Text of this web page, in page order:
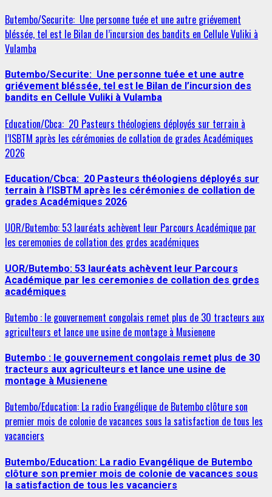
Butembo/Securite: Une personne tuée et une autre griévement
bléssée, tel est le Bilan de l’incursion des bandits en Cellule Vuliki à
Vulamba
Butembo/Securite: Une personne tuée et une autre
griévement bléssée, tel est le Bilan de l’incursion des
bandits en Cellule Vuliki à Vulamba
Education/Cbca: 20 Pasteurs théologiens déployés sur terrain à
l’ISBTM après les cérémonies de collation de grades Académiques
2026
Education/Cbca: 20 Pasteurs théologiens déployés sur
terrain à l’ISBTM après les cérémonies de collation de
grades Académiques 2026
UOR/Butembo: 53 lauréats achèvent leur Parcours Académique par
les ceremonies de collation des grdes académiques
UOR/Butembo: 53 lauréats achèvent leur Parcours
Académique par les ceremonies de collation des grdes
académiques
Butembo : le gouvernement congolais remet plus de 30 tracteurs aux
agriculteurs et lance une usine de montage à Musienene
Butembo : le gouvernement congolais remet plus de 30
tracteurs aux agriculteurs et lance une usine de
montage à Musienene
Butembo/Education: La radio Evangélique de Butembo clôture son
premier mois de colonie de vacances sous la satisfaction de tous les
vacanciers
Butembo/Education: La radio Evangélique de Butembo
clôture son premier mois de colonie de vacances sous
la satisfaction de tous les vacanciers